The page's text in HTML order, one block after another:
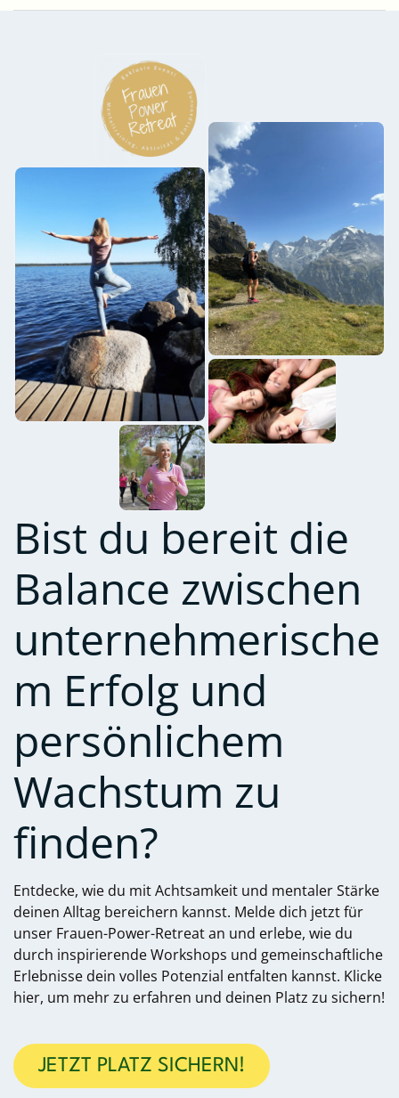
Bist du bereit die
Balance zwischen
unternehmerische
m Erfolg und
persönlichem
Wachstum zu
finden?
Entdecke, wie du mit Achtsamkeit und mentaler Stärke
deinen Alltag bereichern kannst. Melde dich jetzt für
unser Frauen-Power-Retreat an und erlebe, wie du
durch inspirierende Workshops und gemeinschaftliche
Erlebnisse dein volles Potenzial entfalten kannst. Klicke
hier, um mehr zu erfahren und deinen Platz zu sichern!
JETZT PLATZ SICHERN!